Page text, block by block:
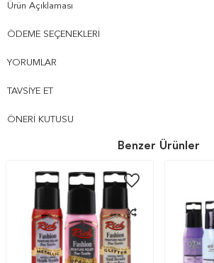
Ürün Açıklaması
ÖDEME SEÇENEKLERI
YORUMLAR
TAVSIYE ET
ÖNERI KUTUSU
Benzer Ürünler